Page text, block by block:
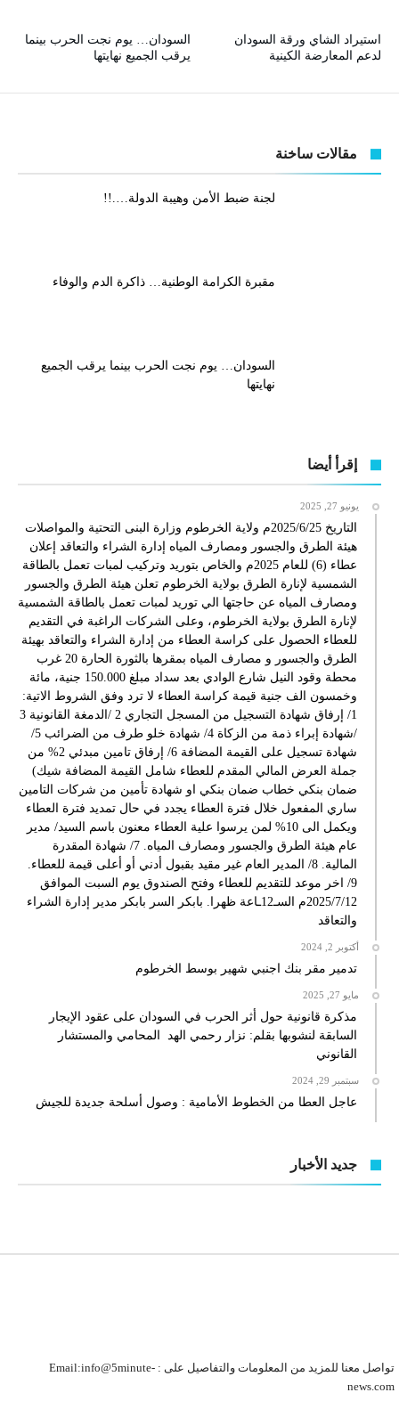
السودان… يوم نجت الحرب بينما
يرقب الجميع نهايتها
استيراد الشاي ورقة السودان
لدعم المعارضة الكينية
مقالات ساخنة
لجنة ضبط الأمن وهيبة الدولة….!!
مقبرة الكرامة الوطنية… ذاكرة الدم والوفاء
السودان… يوم نجت الحرب بينما يرقب الجميع
نهايتها
إقرأ أيضا
يونيو 27, 2025
التاريخ 2025/6/25م ولاية الخرطوم وزارة البنى التحتية والمواصلات
هيئة الطرق والجسور ومصارف المياه إدارة الشراء والتعاقد إعلان
عطاء (6) للعام 2025م والخاص بتوريد وتركيب لمبات تعمل بالطاقة
الشمسية لإنارة الطرق بولاية الخرطوم تعلن هيئة الطرق والجسور
ومصارف المياه عن حاجتها الي توريد لمبات تعمل بالطاقة الشمسية
لإنارة الطرق بولاية الخرطوم، وعلى الشركات الراغبة في التقديم
للعطاء الحصول على كراسة العطاء من إدارة الشراء والتعاقد بهيئة
الطرق والجسور و مصارف المياه بمقرها بالثورة الحارة 20 غرب
محطة وقود النيل شارع الوادي بعد سداد مبلغ 150.000 جنية، مائة
وخمسون الف جنية قيمة كراسة العطاء لا ترد وفق الشروط الاتية:
1/ إرفاق شهادة التسجيل من المسجل التجاري 2 /الدمغة القانونية 3
/شهادة إبراء ذمة من الزكاة 4/ شهادة خلو طرف من الضرائب 5/
شهادة تسجيل على القيمة المضافة 6/ إرفاق تامين مبدئي 2% من
جملة العرض المالي المقدم للعطاء شامل القيمة المضافة شيك)
ضمان بنكي خطاب ضمان بنكي او شهادة تأمين من شركات التامين
ساري المفعول خلال فترة العطاء يجدد في حال تمديد فترة العطاء
ويكمل الى 10% لمن يرسوا علية العطاء معنون باسم السيد/ مدير
عام هيئة الطرق والجسور ومصارف المياه. 7/ شهادة المقدرة
المالية. 8/ المدير العام غير مقيد بقبول أدني أو أعلى قيمة للعطاء.
9/ اخر موعد للتقديم للعطاء وفتح الصندوق يوم السبت الموافق
2025/7/12م السـ12ـاعة ظهرا. بابكر السر بابكر مدير إدارة الشراء
والتعاقد
أكتوبر 2, 2024
تدمير مقر بنك اجنبي شهير بوسط الخرطوم
مايو 27, 2025
مذكرة قانونية حول أثر الحرب في السودان على عقود الإيجار
السابقة لنشوبها بقلم: نزار رحمي الهد المحامي والمستشار
القانوني
سبتمبر 29, 2024
عاجل العطا من الخطوط الأمامية : وصول أسلحة جديدة للجيش
جديد الأخبار
تواصل معنا للمزيد من المعلومات والتفاصيل على : Email:info@5minute-
news.com